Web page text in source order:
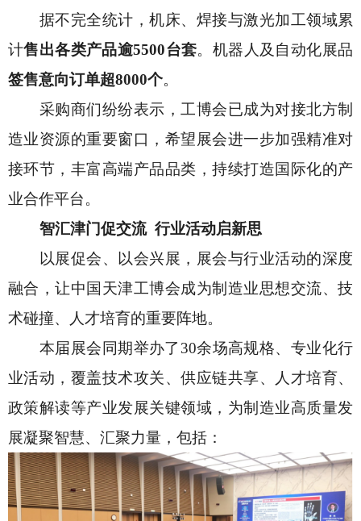
据不完全统计，机床、焊接与激光加工领域累
计售出各类产品逾5500台套。机器人及自动化展品
签售意向订单超8000个。
采购商们纷纷表示，工博会已成为对接北方制
造业资源的重要窗口，希望展会进一步加强精准对
接环节，丰富高端产品品类，持续打造国际化的产
业合作平台。
智汇津门促交流 行业活动启新思
以展促会、以会兴展，展会与行业活动的深度
融合，让中国天津工博会成为制造业思想交流、技
术碰撞、人才培育的重要阵地。
本届展会同期举办了 30余场高规格、专业化行
业活动，覆盖技术攻关、供应链共享、人才培育、
政策解读等产业发展关键领域，为制造业高质量发
展凝聚智慧、汇聚力量，包括：